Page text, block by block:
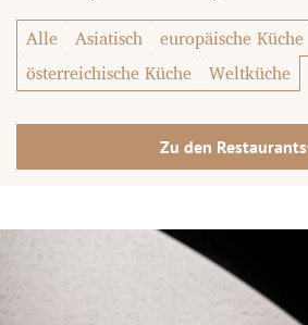
Alle Asiatisch europäische Küche
österreichische Küche
Weltküche
Zu den Restaurants